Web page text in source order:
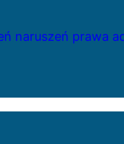
naruszeń